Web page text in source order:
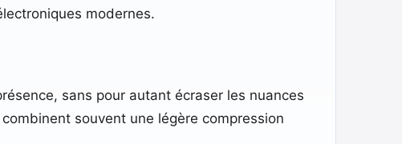
modernes.
sans pour autant écraser les nuances
souvent une légère compression